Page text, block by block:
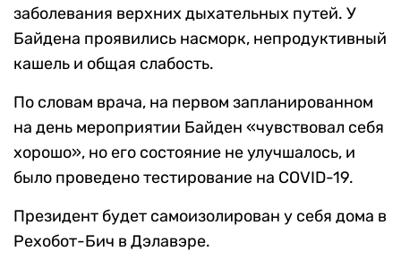
заболевания верхних дыхательных путей. У
Байдена проявились насморк, непродуктивный
кашель и общая слабость.
По словам врача, на первом запланированном
на день мероприятии Байден «чувствовал себя
хорошо», но его состояние не улучшалось, и
было проведено тестирование на COVID-19.
Президент будет самоизолирован у себя дома в
Рехобот-Бич в Дэлавэре.